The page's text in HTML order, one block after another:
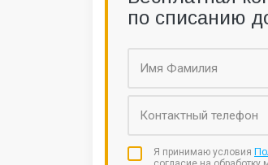
по списанию
Я принимаю условия